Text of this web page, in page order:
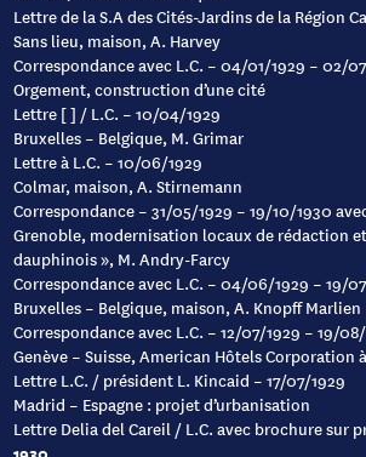
Lettre de la S.A des Cités-Jardins de la Région
Sans lieu, maison, A. Harvey
Correspondance avec L.C. – 04/01/1929 – 02/
Orgement, construction d’une cité
Lettre [ ] / L.C. – 10/04/1929
Bruxelles – Belgique, M. Grimar
Lettre à L.C. – 10/06/1929
Colmar, maison, A. Stirnemann
Correspondance – 31/05/1929 – 19/10/1930
Grenoble, modernisation locaux de rédaction
dauphinois », M. Andry-Farcy
Correspondance avec L.C. – 04/06/1929 – 19/
Bruxelles – Belgique, maison, A. Knopff Marlien
Correspondance avec L.C. – 12/07/1929 – 19/
Genève – Suisse, American Hôtels Corporation
Lettre L.C. / président L. Kincaid – 17/07/1929
Madrid – Espagne : projet d’urbanisation
Lettre Delia del Careil / L.C. avec brochure sur